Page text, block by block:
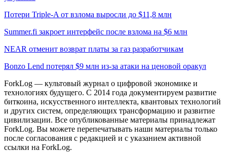
Потери Triple-A от взлома выросли до $11,8 млн
Summer.fi закроет интерфейс после взлома на $6 млн
NEAR отменит возврат платы за газ разработчикам
Bonzo Lend потерял $9 млн из-за атаки на ценовой оракул
ForkLog — культовый журнал о цифровой экономике и
технологиях будущего. С 2014 года документируем развитие
биткоина, искусственного интеллекта, квантовых технологий
и других систем, определяющих трансформацию и развитие
цивилизации. Все опубликованные материалы принадлежат
ForkLog. Вы можете перепечатывать наши материалы только
после согласования с редакцией и с указанием активной
ссылки на ForkLog.